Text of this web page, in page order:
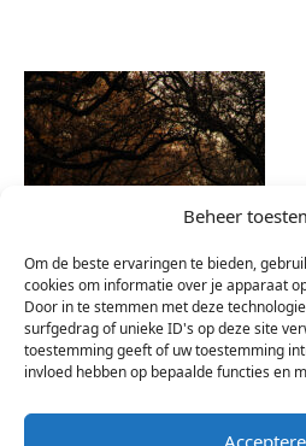
Beheer
Om de beste ervaringen te bieden,
cookies om informatie over je apparaat
Door in te stemmen met deze
surfgedrag of unieke ID's op deze site
toestemming geeft of uw toestemming
invloed hebben op bepaalde functies en